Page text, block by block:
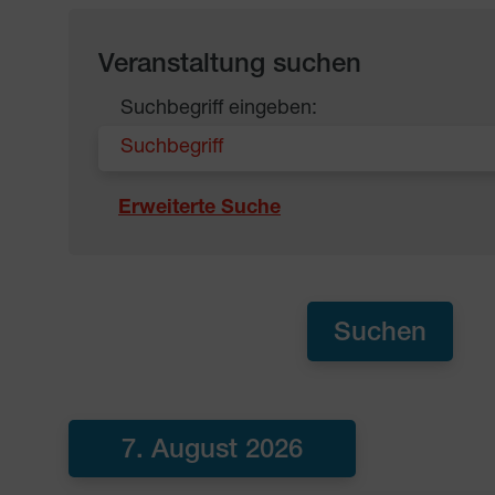
Veranstaltung suchen
Suchbegriff eingeben:
Erweiterte Suche
7. August 2026